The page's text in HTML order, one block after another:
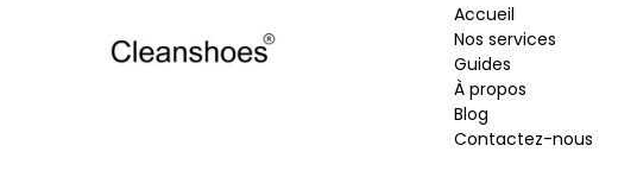
Accueil
Nos services
Guides
À propos
Blog
Contactez-nous